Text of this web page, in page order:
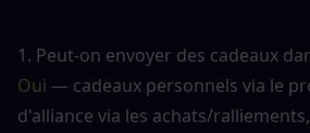
1. Peut-on envoyer des cadeaux
Oui — cadeaux personnels via le
d'alliance via les achats/